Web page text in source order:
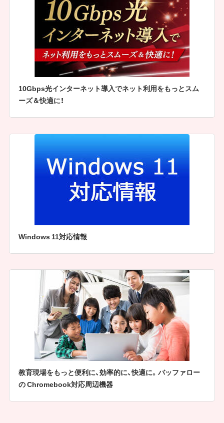
10Gbps光インターネット導入でネット利用をもっとスム
ーズ＆快適に！
Windows 11対応情報
教育現場をもっと便利に、効率的に、快適に。バッファロー
の Chromebook対応周辺機器